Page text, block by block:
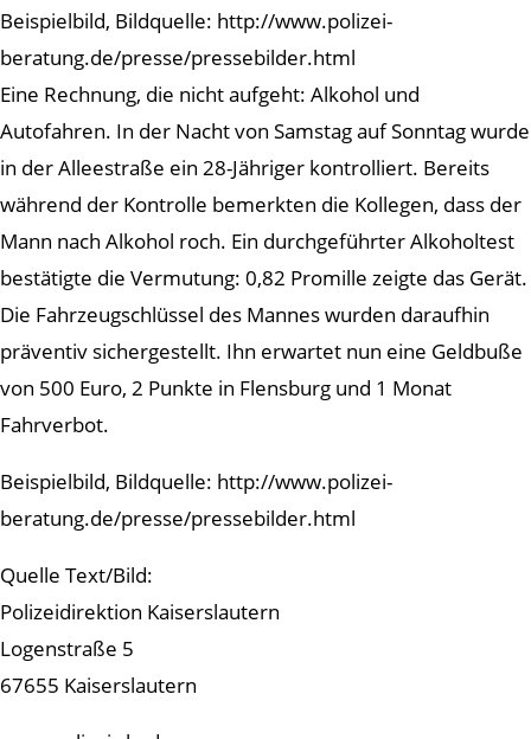
Beispielbild, Bildquelle: http://www.polizei-
beratung.de/presse/pressebilder.html
Eine Rechnung, die nicht aufgeht: Alkohol und
Autofahren. In der Nacht von Samstag auf Sonntag wurde
in der Alleestraße ein 28-Jähriger kontrolliert. Bereits
während der Kontrolle bemerkten die Kollegen, dass der
Mann nach Alkohol roch. Ein durchgeführter Alkoholtest
bestätigte die Vermutung: 0,82 Promille zeigte das Gerät.
Die Fahrzeugschlüssel des Mannes wurden daraufhin
präventiv sichergestellt. Ihn erwartet nun eine Geldbuße
von 500 Euro, 2 Punkte in Flensburg und 1 Monat
Fahrverbot.
Beispielbild, Bildquelle: http://www.polizei-
beratung.de/presse/pressebilder.html
Quelle Text/Bild:
Polizeidirektion Kaiserslautern
Logenstraße 5
67655 Kaiserslautern